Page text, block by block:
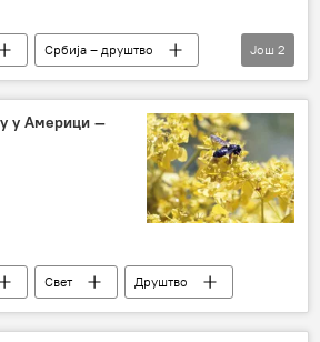
Србија – друштво
Још 2
у Америци —
Свет Друштво